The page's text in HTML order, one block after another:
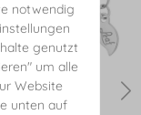
notwendig
genutzt
um alle
Website
unten auf